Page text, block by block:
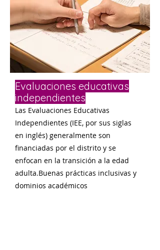
Evaluaciones educativas
independientes
Las Evaluaciones Educativas
Independientes (IEE, por sus siglas
en inglés) generalmente son
financiadas por el distrito y se
enfocan en la transición a la edad
adulta.Buenas prácticas inclusivas y
dominios académicos